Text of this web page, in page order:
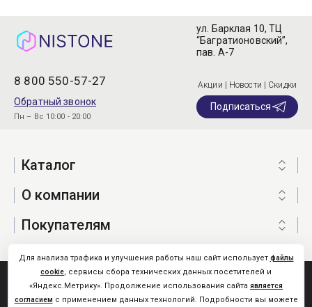
8 800 550-57-27
Обратный звонок
Пн – Вс 10:00 - 20:00
ул. Барклая 10, ТЦ
“Багратионовский”,
пав. А-7
Акции | Новости | Скидки
Подписаться
Каталог
О компании
Покупателям
Nistone.Ru © 2026
Карта сайта
Для анализа трафика и улучшения работы наш сайт использует файлы
cookie, сервисы сбора технических данных посетителей и
«Яндекс.Метрику». Продолжение использования сайта является
согласием с применением данных технологий. Подробности вы можете